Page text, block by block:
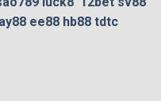
ee88 hb88 tdtc